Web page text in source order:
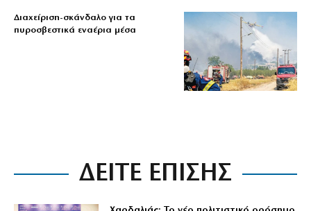
Διαχείριση-σκάνδαλο για τα
πυροσβεστικά εναέρια μέσα
ΔΕΙΤΕ ΕΠΙΣΗΣ